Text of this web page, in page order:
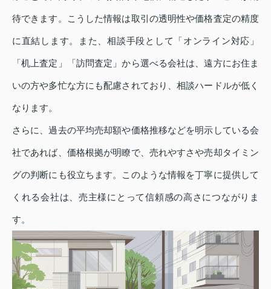
待できます。こうした情報は取引の透明性や価格査定の精度
に直結します。また、相談手段として「オンライン対応」
「机上査定」「訪問査定」から選べる会社は、遠方にお住ま
いの方や多忙な方にも配慮されており、相談ハードルが低く
なります。
さらに、過去の平均売却額や価格推移などを明示している会
社であれば、価格根拠が明瞭で、売れやすさや売却タイミン
グの判断にも役立ちます。このような情報を丁寧に提供して
くれる会社は、売主様にとって信頼感の高さにつながりま
す。